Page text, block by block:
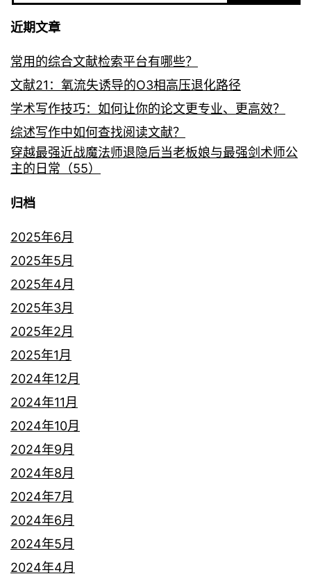
近期文章
常用的综合文献检索平台有哪些？
文献21：氧流失诱导的O3相高压退化路径
学术写作技巧：如何让你的论文更专业、更高效？
综述写作中如何查找阅读文献？
穿越最强近战魔法师退隐后当老板娘与最强剑术师公
主的日常（55）
归档
2025年6月
2025年5月
2025年4月
2025年3月
2025年2月
2025年1月
2024年12月
2024年11月
2024年10月
2024年9月
2024年8月
2024年7月
2024年6月
2024年5月
2024年4月